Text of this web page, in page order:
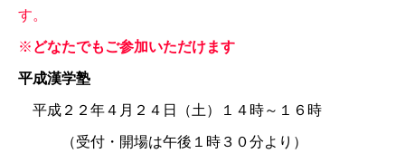
す。
※ どなたでもご参加いただけます
平成漢学塾
平成２２年４月２４日（土）１４時～１６時
（受付・開場は午後１時３０分より）